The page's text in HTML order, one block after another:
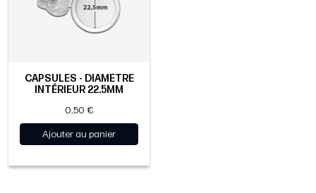
CAPSULES - DIAMÈTRE
INTÉRIEUR 22.5MM
0,50 €
Ajouter au panier